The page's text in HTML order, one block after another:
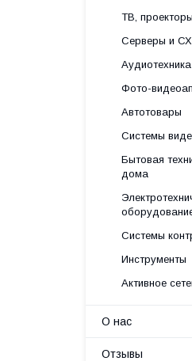
ТВ,
Серверы и
Аудиотехника
Фото-
Автотовары
Системы
Бытовая
дома
Системы
Инструменты
Активное
О нас
Отзывы